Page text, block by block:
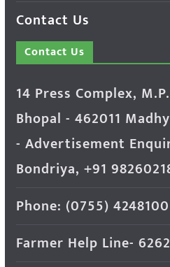
Contact Us
Contact Us
14 Press Complex,
Bhopal - 462011
- Advertisement
Bondriya, +91
Phone: (0755) 4248100
Farmer Help Line-